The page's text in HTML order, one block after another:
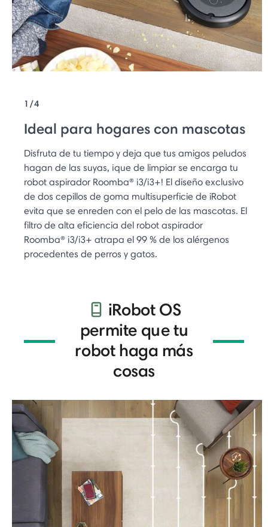
1/4
Ideal para hogares con mascotas
Disfruta de tu tiempo y deja que tus amigos peludos
hagan de las suyas, ¡que de limpiar se encarga tu
robot aspirador Roomba® i3/i3+! El diseño exclusivo
de dos cepillos de goma multisuperficie de iRobot
evita que se enreden con el pelo de las mascotas. El
filtro de alta eficiencia del robot aspirador
Roomba® i3/i3+ atrapa el 99 % de los alérgenos
procedentes de perros y gatos.
iRobot OS
permite que tu
robot haga más
cosas